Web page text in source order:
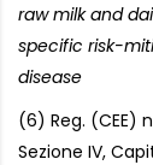
raw milk and
specific risk-
disease
(6) Reg. (CEE)
Sezione IV,